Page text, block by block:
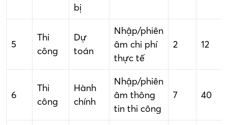
bị
5
Thi
công
Dự
toán
Nhập/phiên
âm chi phí
thực tế
2 12
6
Thi
công
Hành
chính
Nhập/phiên
âm thông
tin thi công
7 40